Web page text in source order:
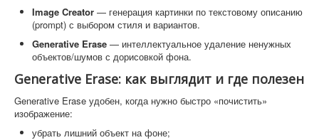
Image Creator — генерация картинки по текстовому описанию
(prompt) с выбором стиля и вариантов.
Generative Erase — интеллектуальное удаление ненужных
объектов/шумов с дорисовкой фона.
Generative Erase: как выглядит и где полезен
Generative Erase удобен, когда нужно быстро «почистить»
изображение:
убрать лишний объект на фоне;